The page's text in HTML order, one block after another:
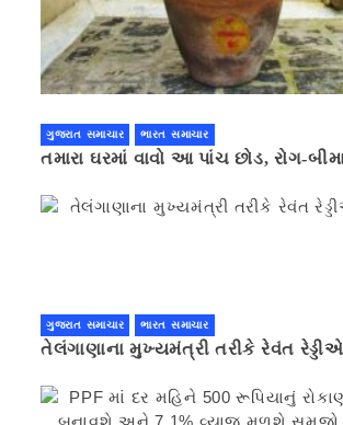
ગુજરાત સમાચાર ભારત સમાચાર
તમારા ઘરમાં વાવો આ પાંચ છોડ, રોગ-
ગુજરાત સમાચાર ભારત સમાચાર
તેલંગાણાના મુખ્યમંત્રી તરીકે રેવંત